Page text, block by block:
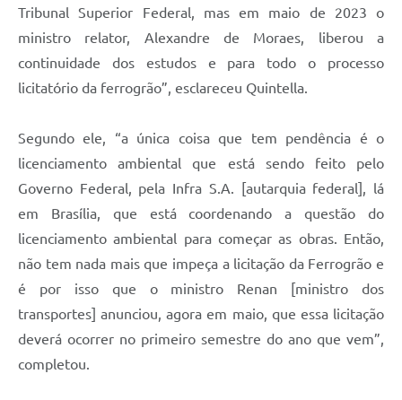
Tribunal Superior Federal, mas em maio de 2023 o
ministro relator, Alexandre de Moraes, liberou a
continuidade dos estudos e para todo o processo
licitatório da ferrogrão”, esclareceu Quintella.
Segundo ele, “a única coisa que tem pendência é o
licenciamento ambiental que está sendo feito pelo
Governo Federal, pela Infra S.A. [autarquia federal], lá
em Brasília, que está coordenando a questão do
licenciamento ambiental para começar as obras. Então,
não tem nada mais que impeça a licitação da Ferrogrão e
é por isso que o ministro Renan [ministro dos
transportes] anunciou, agora em maio, que essa licitação
deverá ocorrer no primeiro semestre do ano que vem”,
completou.